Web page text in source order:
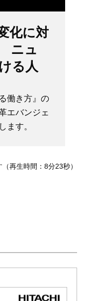
化に対
ニュ
る人
働き方』の
エバンジェ
ます。
再生時間：8分23秒）